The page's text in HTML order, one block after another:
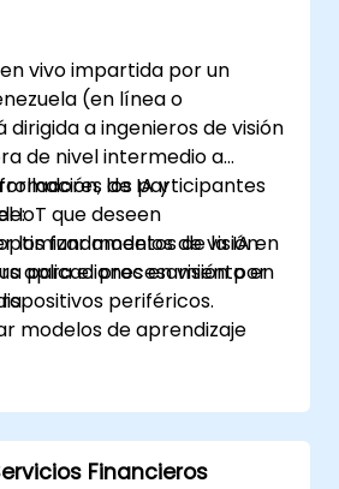
éticas y
Real
vivo impartida por un
(en línea o
a ingenieros de visión
de nivel intermedio a
de IA y
IoT que deseen
modelos de visión
para el procesamiento en
periféricos.
los participantes
los fundamentos de la IA en
aplicaciones en visión por
modelos de aprendizaje
el análisis de imágenes y
real.
de trabajo como
OpenVINO y NVIDIA
Financieros